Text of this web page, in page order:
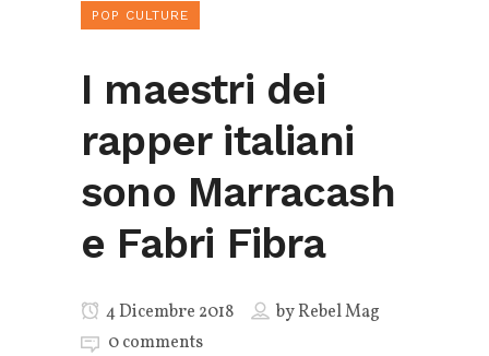
POP CULTURE
I maestri dei
rapper italiani
sono Marracash
e Fabri Fibra
4 Dicembre 2018 byRebel Mag
0 comments